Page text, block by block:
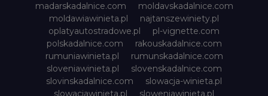
madarskadalnice.com
moldavskadalnice.com
moldawiawinieta.pl
najtanszewiniety.pl
oplatyautostradowe.pl
pl-vignette.com
polskadalnice.com
rakouskadalnice.com
rumuniawinieta.pl
rumunskadalnice.com
sloveniawinieta.pl
slovenskadalnice.com
slovinskadalnice.com
slowacja-winieta.pl
slowacjawinieta.pl
sloweniawinieta.pl